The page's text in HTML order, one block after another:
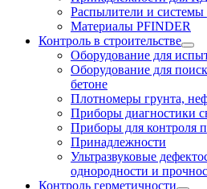
Распылители и
Материалы PFINDER
Контроль в строительстве
Оборудование для
Оборудование для
бетоне
Плотномеры грунта,
Приборы диагностики
Приборы для контроля
Принадлежности
Ультразвуковые
однородности и
Контроль герметичности